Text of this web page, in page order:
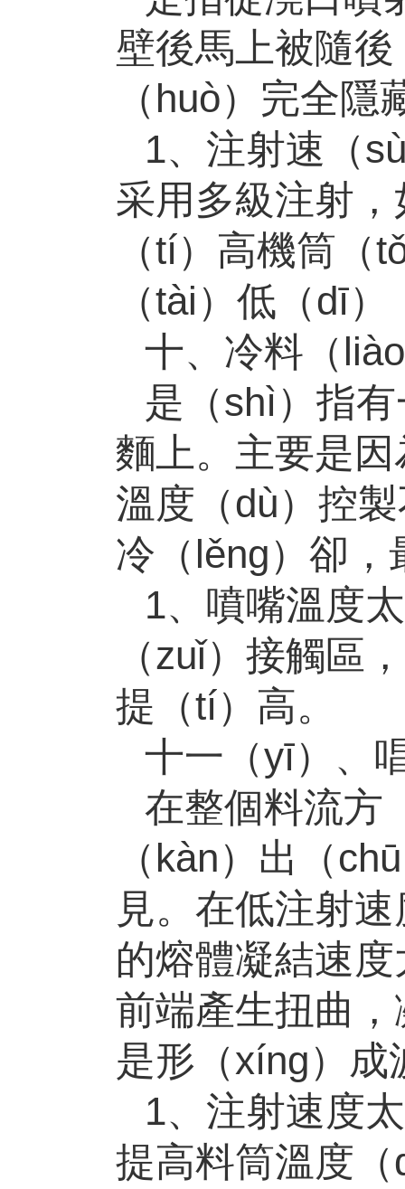
壁後馬上被隨
（huò）完全
1、注射速（
采用多級注射，
（tí）高機筒（
（tài）低（dī
十、冷料（
是（shì）指
麵上。主要是
溫度（dù）控
冷（lěng）卻，
1、噴嘴溫度
（zuǐ）接觸區
提（tí）高。
十一（yī）、
在整個料流方
（kàn）出（
見。在低注射
的熔體凝結速
前端產生扭曲
是形（xíng）成
1、注射速度
提高料筒溫度